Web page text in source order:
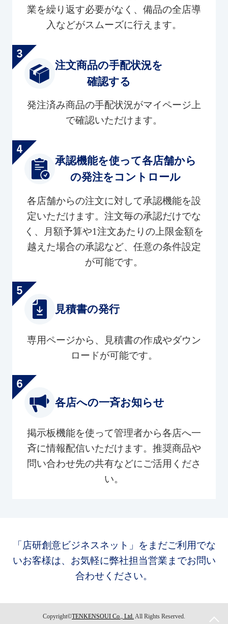
業を繰り返す必要がなく、備品の全店導
入などがスムーズに行えます。
注文商品の手配状況を
確認する
発注済み商品の手配状況がマイページ上
で確認いただけます。
承認機能を使って各店舗から
の発注をコントロール
各店舗からの注文に対して承認機能を設
定いただけます。注文毎の承認だけでな
く、月額予算や1注文あたりの上限金額を
越えた場合の承認など、任意の条件設定
が可能です。
見積書の発行
専用ページから、見積書の作成やダウン
ロードが可能です。
各店への一斉お知らせ
掲示板機能を使って管理者から各店へ一
斉に情報配信いただけます。推奨商品や
問い合わせ先の共有などにご活用くださ
い。
「店研創意ビジネスネット」をまだご利用でな
いお客様は、お気軽に弊社担当営業までお問い
合わせください。
Copyright©TENKENSOUI Co., Ltd. All Rights Reserved.